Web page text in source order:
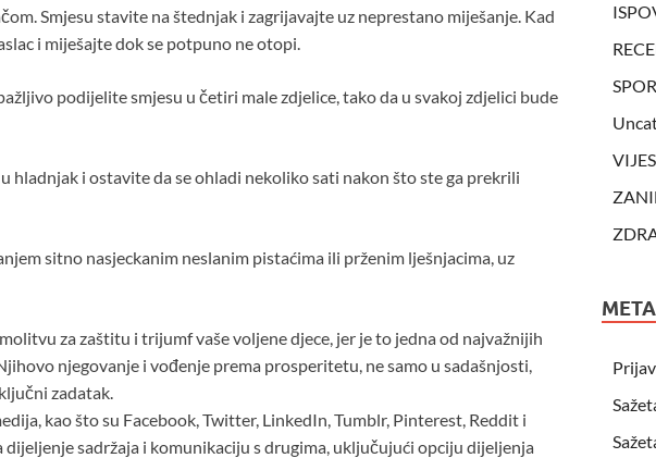
Smjesu stavite na štednjak i zagrijavajte uz neprestano miješanje. Kad
i miješajte dok se potpuno ne otopi.
podijelite smjesu u četiri male zdjelice, tako da u svakoj zdjelici bude
hladnjak i ostavite da se ohladi nekoliko sati nakon što ste ga prekrili
sitno nasjeckanim neslanim pistaćima ili prženim lješnjacima, uz
za zaštitu i trijumf vaše voljene djece, jer je to jedna od najvažnijih
njegovanje i vođenje prema prosperitetu, ne samo u sadašnjosti,
zadatak.
kao što su Facebook, Twitter, LinkedIn, Tumblr, Pinterest, Reddit i
dijeljenje sadržaja i komunikaciju s drugima, uključujući opciju dijeljenja
META